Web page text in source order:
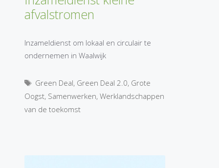
afvalstromen
Inzameldienst om lokaal en circulair te
ondernemen in Waalwijk
Tags
Green Deal, Green Deal 2.0, Grote
Oogst, Samenwerken, Werklandschappen
van de toekomst